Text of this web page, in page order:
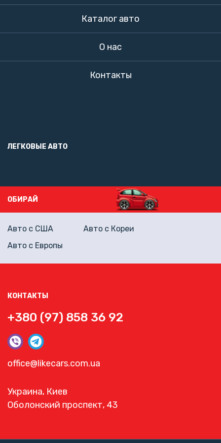
Каталог авто
О нас
Контакты
ЛЕГКОВЫЕ АВТО
КОНТАКТЫ
+380 (97) 858 36 92
office@likecars.com.ua
Украина, Киев
Оболонский проспект, 43
ОБИРАЙ
Авто с США
Авто с Кореи
Авто с Европы